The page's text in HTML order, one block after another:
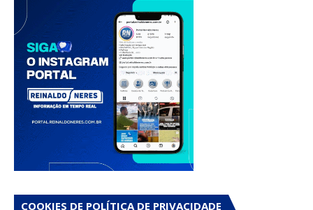
COOKIES DE POLÍTICA DE PRIVACIDADE